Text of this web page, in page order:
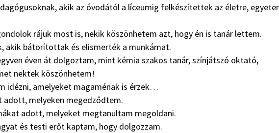
akik az óvodától a líceumig felkészítettek az életre,
rájuk most is, nekik köszönhetem azt, hogy én is tanár lettem.
akik bátorítottak és elismerték a munkámat.
éven át dolgoztam, mint kémia szakos tanár, színjátszó oktató,
nektek köszönhetem!
idézni, amelyeket magaménak is érzek…
adott, melyeken megedződtem.
adott, melyeket megtanultam megoldani.
és testi erőt kaptam, hogy dolgozzam.